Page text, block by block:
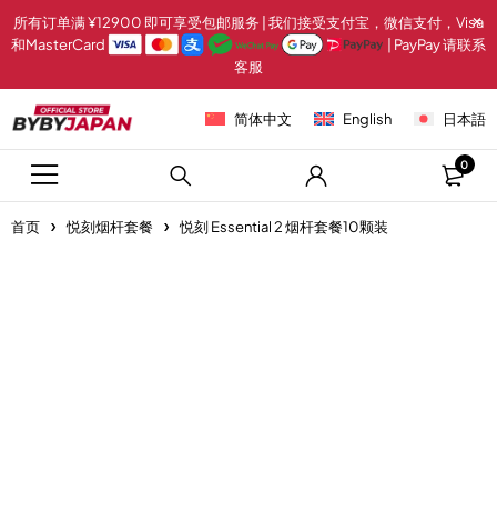
所有订单满 ¥12900 即可享受包邮服务 | 我们接受支付宝，微信支付，Visa
和MasterCard
| PayPay 请联系
客服
简体中文 English 日本語
0
首页 悦刻烟杆套餐 悦刻 Essential 2 烟杆套餐10颗装